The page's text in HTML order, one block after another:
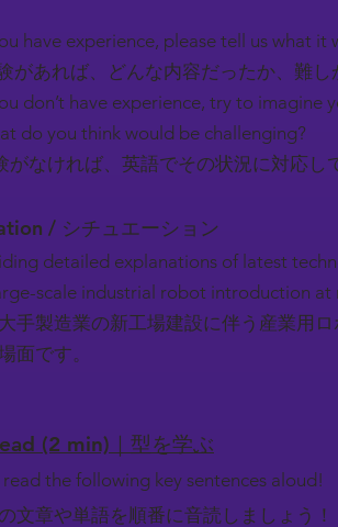
have experience, please tell us what
があれば、どんな内容だったか、難
don’t have experience, try to imagine
do you think would be challenging?
がなければ、英語でその状況に対応
/ シチュエーション
detailed explanations of latest
scale industrial robot introduction at
手製造業の新工場建設に伴う産業用
面です。
(2 min)｜型を学ぶ
the following key sentences aloud!
文章や単語を順番に音読しましょう！